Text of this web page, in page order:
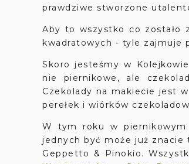
prawdziwe stworzone
Aby to wszystko co zostało
kwadratowych - tyle zajmuje
Skoro jesteśmy w
nie piernikowe, ale
Czekolady na makiecie jest
perełek i wiórków
W tym roku w piernikowym
jednych być może już znacie
Geppetto & Pinokio.